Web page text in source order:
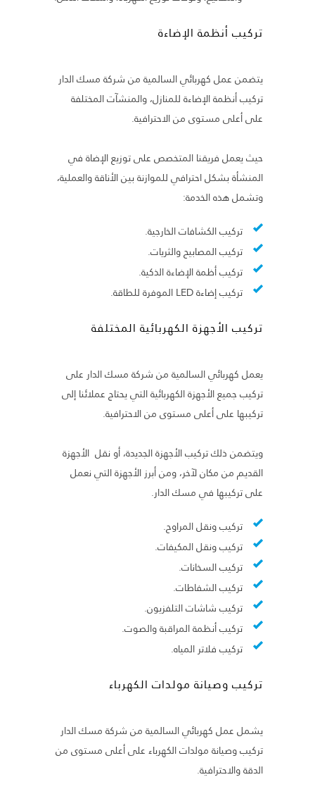
تركيب أنظمة الإضاءة
يتضمن عمل كهربائي السالمية من شركة مسك الدار
تركيب أنظمة الإضاءة للمنازل، والمنشآت المختلفة
على أعلى مستوى من الاحترافية.
حيث يعمل فريقنا المتخصص على توزيع الإضاة في
المنشأة بشكل احترافي للموازنة بين الأناقة والعملية،
وتشمل هذه الخدمة:
تركيب الكشافات الخارجية.
تركيب المصابيح والثريات.
تركيب أظمة الإضاءة الذكية.
تركيب إضاءة LED الموفرة للطاقة.
تركيب الأجهزة الكهربائية المختلفة
يعمل كهربائي السالمية من شركة مسك الدار على
تركيب جميع الأجهزة الكهربائية التي يحتاج عملائنا إلى
تركيبها على أعلى مستوى من الاحترافية.
ويتضمن ذلك تركيب الأجهزة الجديدة، أو نقل الأجهزة
القديم من مكان لآخر، ومن أبرز الأجهزة التي نعمل
على تركيبها في مسك الدار.
تركيب ونقل المراوح.
تركيب ونقل المكيفات.
تركيب السخانات.
تركيب الشفاطات.
تركيب شاشات التلفزيون.
تركيب أنظمة المراقبة والصوت.
تركيب فلاتر المياه.
تركيب وصيانة مولدات الكهرباء
يشمل عمل كهربائي السالمية من شركة مسك الدار
تركيب وصيانة مولدات الكهرباء على أعلى مستوى من
الدقة والاحترافية.